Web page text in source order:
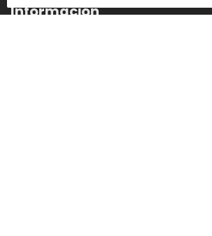
Información